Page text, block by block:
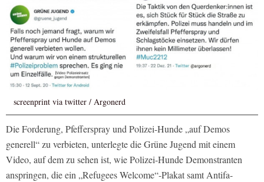
screenprint via twitter / Argonerd
Die Forderung, Pfefferspray und Polizei-Hunde „auf Demos
generell“ zu verbieten, unterlegte die Grüne Jugend mit einem
Video, auf dem zu sehen ist, wie Polizei-Hunde Demonstranten
anspringen, die ein „Refugees Welcome“-Plakat samt Antifa-